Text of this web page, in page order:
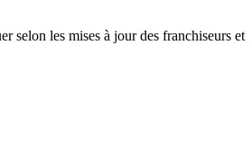
selon les mises à jour des franchiseurs et